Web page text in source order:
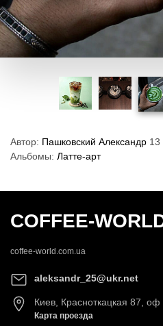
Автор: Пашковский Александр 13
Альбомы: Латте-арт
COFFEE-
coffee-world.com.ua
aleksandr_25@ukr.net
Киев, Красноткацкая 87, оф
Карта проезда